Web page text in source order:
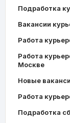
Подработка
Вакансии
Работа
Работа
Москве
Новые
Работа
Подработка